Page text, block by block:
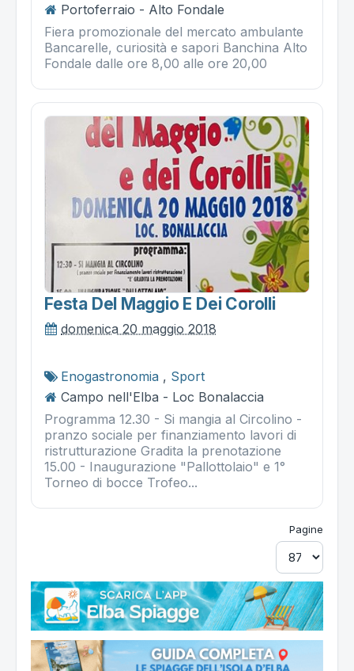
Portoferraio - Alto Fondale
Fiera promozionale del mercato ambulante
Bancarelle, curiosità e sapori Banchina Alto
Fondale dalle ore 8,00 alle ore 20,00
Festa Del Maggio E Dei Corolli
domenica 20 maggio 2018
Enogastronomia , Sport
Campo nell'Elba - Loc Bonalaccia
Programma 12.30 - Si mangia al Circolino -
pranzo sociale per finanziamento lavori di
ristrutturazione Gradita la prenotazione
15.00 - Inaugurazione "Pallottolaio" e 1°
Torneo di bocce Trofeo...
Pagine